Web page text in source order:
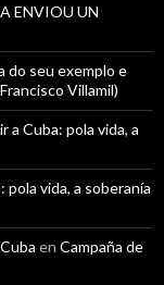
ENVIOU UN
do seu exemplo e
Villamil)
a Cuba: pola vida, a
pola vida, a soberanía
en Campaña de